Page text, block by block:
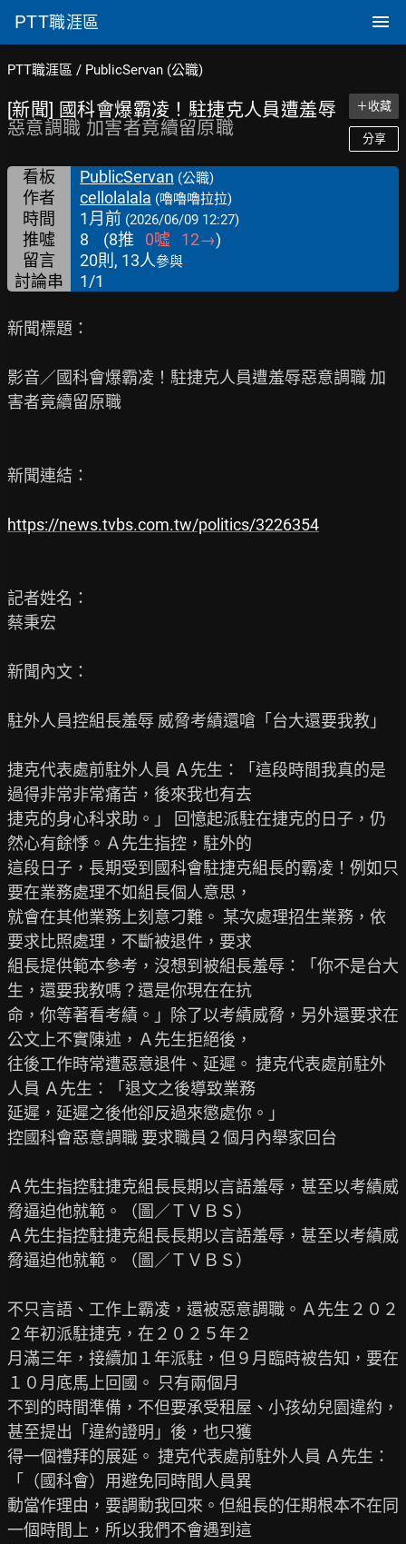
PTT職涯區
PTT職涯區 / PublicServan (公職)
[新聞] 國科會爆霸凌！駐捷克人員遭羞辱
惡意調職 加害者竟續留原職
＋收藏
分享
看板 PublicServan (公職)
作者 cellolalala (嚕嚕嚕拉拉)
時間 1月前 (2026/06/09 12:27)
推噓 8 (8推 0噓 12→)
留言
20則, 13人參與
討論串 1/1
新聞標題：
影音／國科會爆霸凌！駐捷克人員遭羞辱惡意調職 加
害者竟續留原職
新聞連結：
https://news.tvbs.com.tw/politics/3226354
記者姓名：
蔡秉宏
新聞內文：
駐外人員控組長羞辱 威脅考績還嗆「台大還要我教」
捷克代表處前駐外人員 Ａ先生：「這段時間我真的是
過得非常非常痛苦，後來我也有去
捷克的身心科求助。」 回憶起派駐在捷克的日子，仍
然心有餘悸。Ａ先生指控，駐外的
這段日子，長期受到國科會駐捷克組長的霸凌！例如只
要在業務處理不如組長個人意思，
就會在其他業務上刻意刁難。 某次處理招生業務，依
要求比照處理，不斷被退件，要求
組長提供範本參考，沒想到被組長羞辱：「你不是台大
生，還要我教嗎？還是你現在在抗
命，你等著看考績。」除了以考績威脅，另外還要求在
公文上不實陳述，Ａ先生拒絕後，
往後工作時常遭惡意退件、延遲。 捷克代表處前駐外
人員 Ａ先生：「退文之後導致業務
延遲，延遲之後他卻反過來懲處你。」
控國科會惡意調職 要求職員２個月內舉家回台
Ａ先生指控駐捷克組長長期以言語羞辱，甚至以考績威
脅逼迫他就範。（圖／ＴＶＢＳ）
Ａ先生指控駐捷克組長長期以言語羞辱，甚至以考績威
脅逼迫他就範。（圖／ＴＶＢＳ）
不只言語、工作上霸凌，還被惡意調職。Ａ先生２０２
２年初派駐捷克，在２０２５年２
月滿三年，接續加１年派駐，但９月臨時被告知，要在
１０月底馬上回國。 只有兩個月
不到的時間準備，不但要承受租屋、小孩幼兒園違約，
甚至提出「違約證明」後，也只獲
得一個禮拜的展延。 捷克代表處前駐外人員 Ａ先生：
「（國科會）用避免同時間人員異
動當作理由，要調動我回來。但組長的任期根本不在同
一個時間上，所以我們不會遇到這